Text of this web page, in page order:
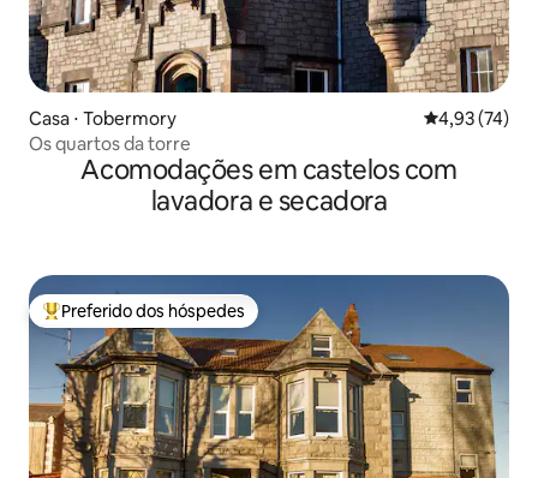
Casa ⋅ Tobermory 4,93 de uma
4,93 (74)
Os quartos da torre
Acomodações em castelos com
lavadora e secadora
Entre os melhores preferidos dos hóspedes
Preferido dos hóspedes